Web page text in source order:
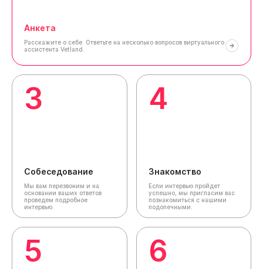
Анкета
Расскажите о себе. Ответьте на несколько вопросов виртуального
ассистента Vetland.
3
Собеседование
Мы вам перезвоним и на
основании ваших ответов
проведем подробное
интервью.
4
Знакомство
Если интервью пройдет
успешно, мы пригласим вас
познакомиться с нашими
подопечными.
5 6